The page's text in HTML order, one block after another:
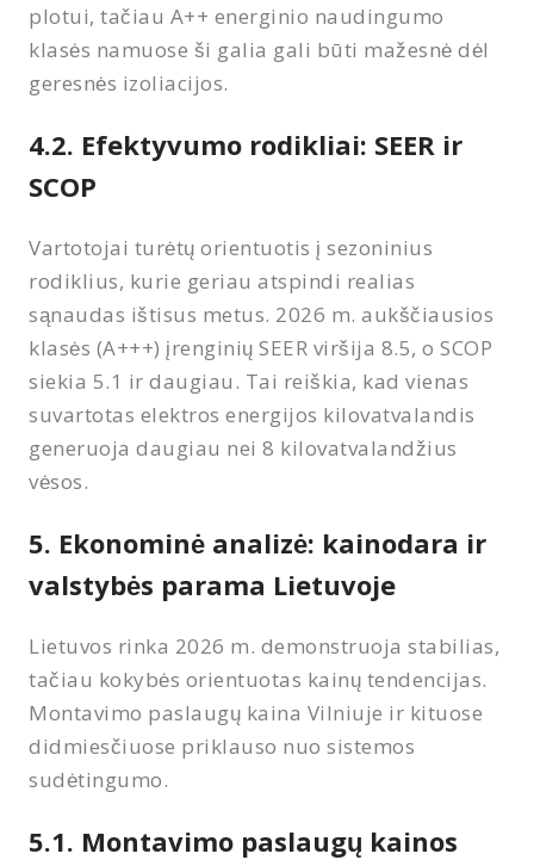
plotui, tačiau A++ energinio naudingumo
klasės namuose ši galia gali būti mažesnė dėl
geresnės izoliacijos.
4.2. Efektyvumo rodikliai: SEER ir
SCOP
Vartotojai turėtų orientuotis į sezoninius
rodiklius, kurie geriau atspindi realias
sąnaudas ištisus metus. 2026 m. aukščiausios
klasės (A+++) įrenginių SEER viršija 8.5, o SCOP
siekia 5.1 ir daugiau. Tai reiškia, kad vienas
suvartotas elektros energijos kilovatvalandis
generuoja daugiau nei 8 kilovatvalandžius
vėsos.
5. Ekonominė analizė: kainodara ir
valstybės parama Lietuvoje
Lietuvos rinka 2026 m. demonstruoja stabilias,
tačiau kokybės orientuotas kainų tendencijas.
Montavimo paslaugų kaina Vilniuje ir kituose
didmiesčiuose priklauso nuo sistemos
sudėtingumo.
5.1. Montavimo paslaugų kainos